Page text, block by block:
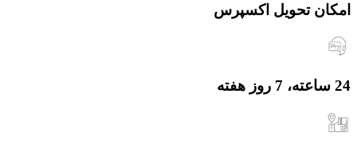
امکان تحویل اکسپرس
24 ساعته، 7 روز هفته